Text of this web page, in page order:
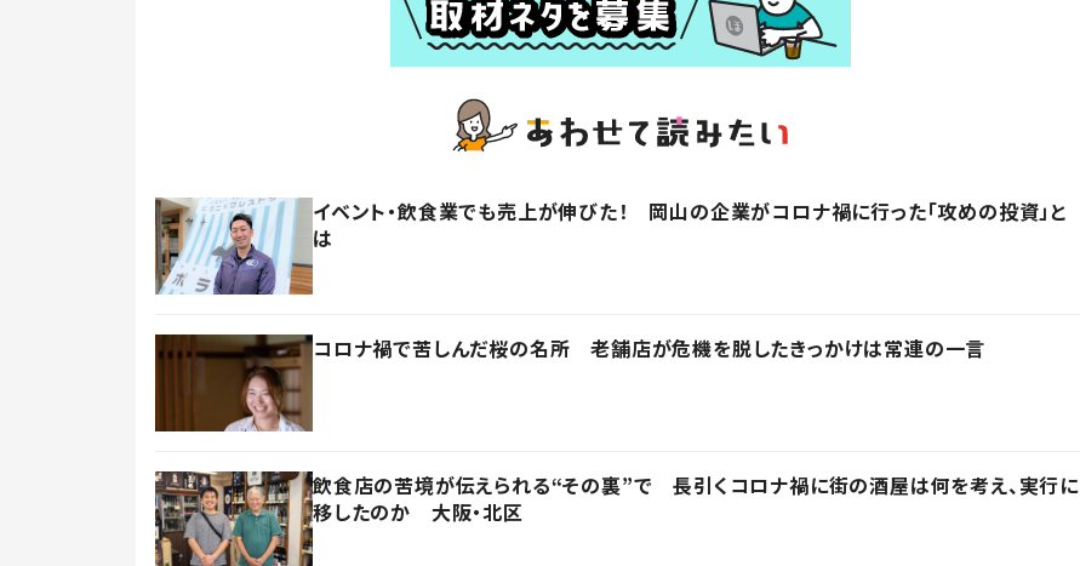
イベント・飲食業でも売上が伸びた！ 岡山の企業がコロナ禍に行った「攻めの投資」と
は
コロナ禍で苦しんだ桜の名所 老舗店が危機を脱したきっかけは常連の一言
飲食店の苦境が伝えられる“その裏”で 長引くコロナ禍に街の酒屋は何を考え、実行に
移したのか 大阪・北区